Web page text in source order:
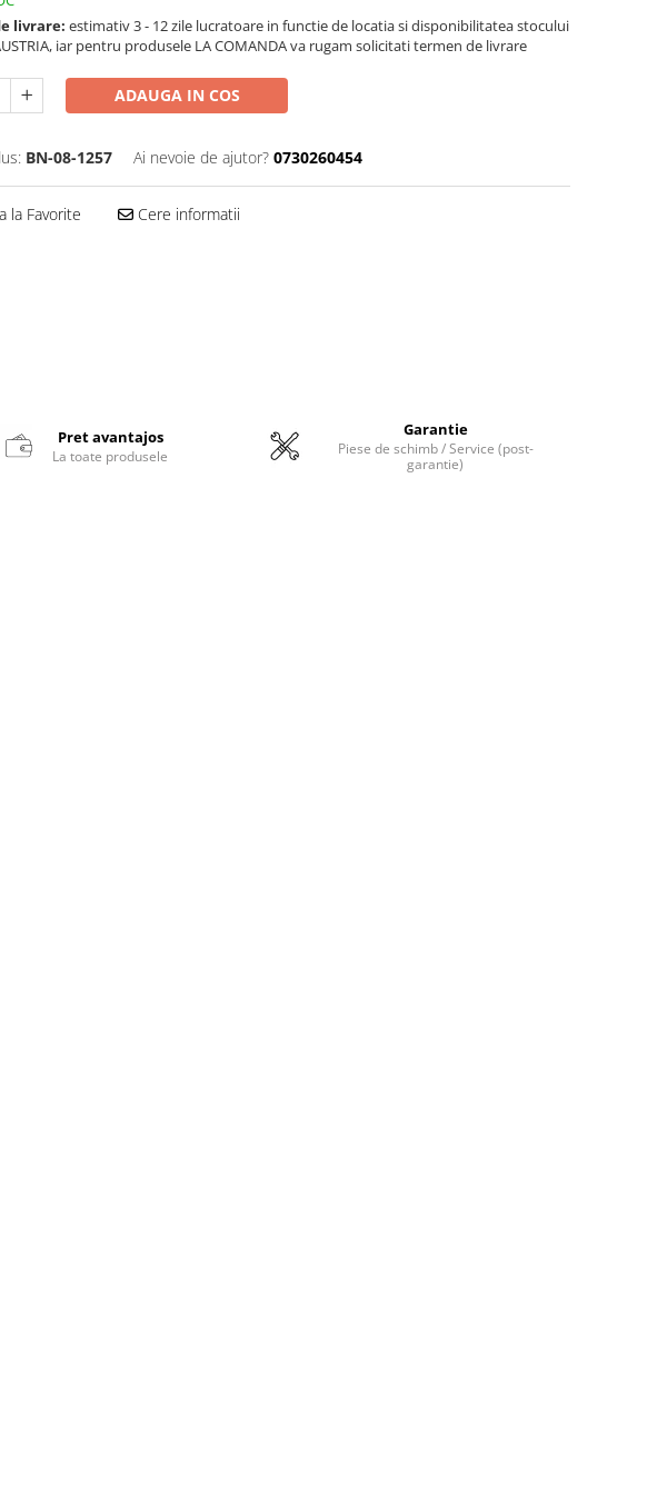
livrare: estimativ 3 - 12 zile lucratoare in functie de locatia si disponibilitatea stocului
iar pentru produsele LA COMANDA va rugam solicitati termen de livrare
ADAUGA IN COS
BN-08-1257 Ai nevoie de ajutor? 0730260454
la Favorite Cere informatii
Pret avantajos
La toate produsele
Garantie
Piese de schimb / Service (post-
garantie)